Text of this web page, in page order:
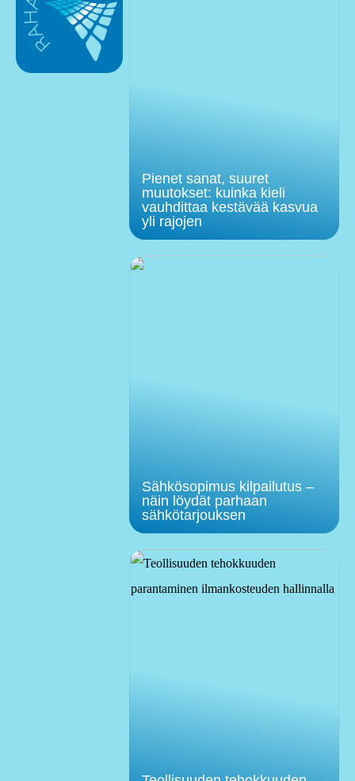
Pienet sanat, suuret
muutokset: kuinka kieli
vauhdittaa kestävää kasvua
yli rajojen
Sähkösopimus kilpailutus –
näin löydät parhaan
sähkötarjouksen